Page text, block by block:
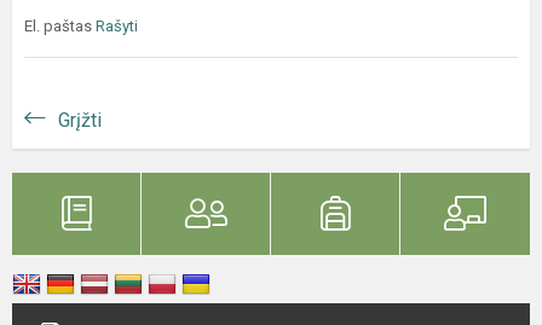
El. paštas Rašyti
Grįžti